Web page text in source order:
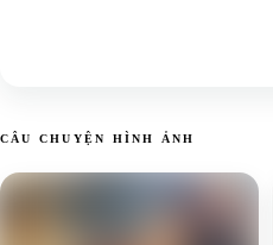
CÂU CHUYỆN HÌNH ẢNH